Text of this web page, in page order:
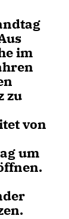
im
zu
von
um